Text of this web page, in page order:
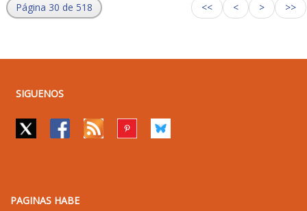
Página 30 de 518 << < > >>
SIGUENOS
PAGINAS HABE